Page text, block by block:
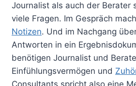
Journalist als auch der Berater
viele Fragen. Im Gespräch
Notizen. Und im Nachgang
Antworten in ein
benötigen Journalist und
Einfühlungsvermögen und